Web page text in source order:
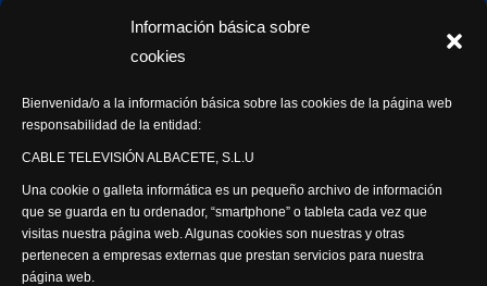
Información básica sobre
cookies
Bienvenida/o a la información básica sobre las cookies de la página web
responsabilidad de la entidad:
CABLE TELEVISIÓN ALBACETE, S.L.U
Una cookie o galleta informática es un pequeño archivo de información
que se guarda en tu ordenador, “smartphone” o tableta cada vez que
visitas nuestra página web. Algunas cookies son nuestras y otras
pertenecen a empresas externas que prestan servicios para nuestra
página web.
Síguenos